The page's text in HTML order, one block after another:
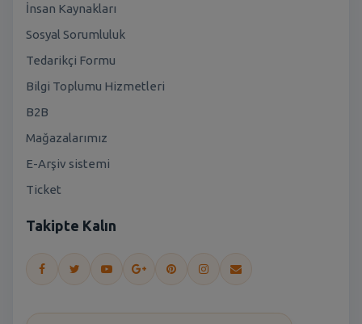
İnsan Kaynakları
Sosyal Sorumluluk
Tedarikçi Formu
Bilgi Toplumu Hizmetleri
B2B
Mağazalarımız
E-Arşiv sistemi
Ticket
Takipte Kalın